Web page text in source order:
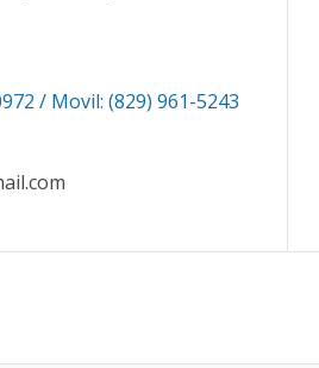
/ Movil: (829) 961-5243